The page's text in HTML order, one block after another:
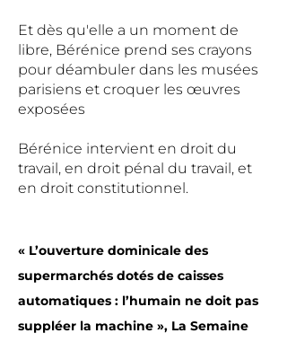
Et dès qu'elle a un moment de
libre, Bérénice prend ses crayons
pour déambuler dans les musées
parisiens et croquer les œuvres
exposées
Bérénice intervient en droit du
travail, en droit pénal du travail, et
en droit constitutionnel.
« L’ouverture dominicale des
supermarchés dotés de caisses
automatiques : l’humain ne doit pas
suppléer la machine », La Semaine